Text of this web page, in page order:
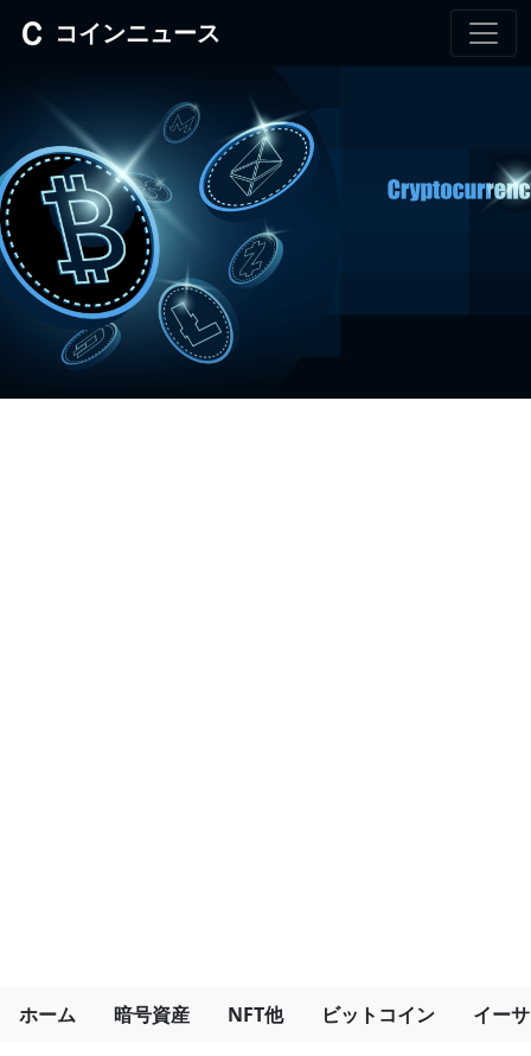
コインニュース
ホーム 暗号資産 NFT他 ビットコイン イー